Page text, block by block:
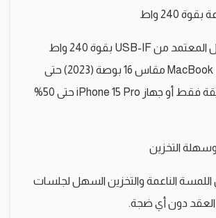
240 واط
يمكن لهذا الكابل المعتمد من USB-IF بقوة 240 واط
شحن جهاز MacBook Pro مقاس 16 بوصة (2023) حتى
50% في 28 دقيقة فقط أو جهاز iPhone 15 Pro حتى 50%
التخزين
اللمسة الناعمة والتخزين السهل لجلسات
دون أي ضجة.